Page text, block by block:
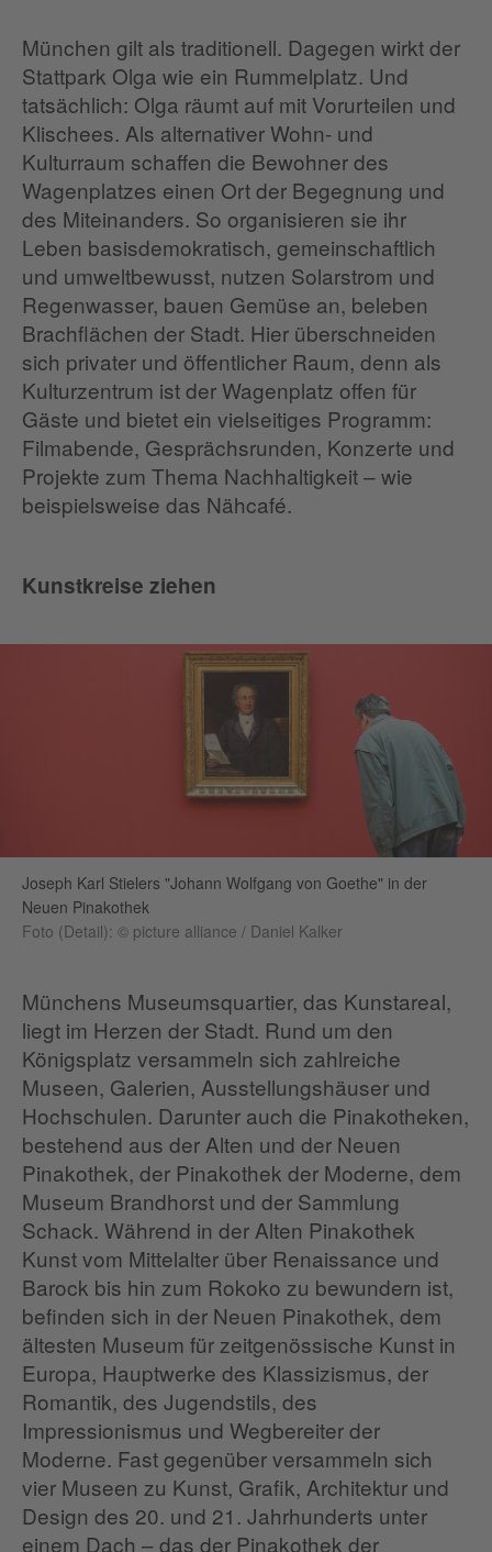
München gilt als traditionell. Dagegen wirkt der
Stattpark Olga wie ein Rummelplatz. Und
tatsächlich: Olga räumt auf mit Vorurteilen und
Klischees. Als alternativer Wohn- und
Kulturraum schaffen die Bewohner des
Wagenplatzes einen Ort der Begegnung und
des Miteinanders. So organisieren sie ihr
Leben basisdemokratisch, gemeinschaftlich
und umweltbewusst, nutzen Solarstrom und
Regenwasser, bauen Gemüse an, beleben
Brachflächen der Stadt. Hier überschneiden
sich privater und öffentlicher Raum, denn als
Kulturzentrum ist der Wagenplatz offen für
Gäste und bietet ein vielseitiges Programm:
Filmabende, Gesprächsrunden, Konzerte und
Projekte zum Thema Nachhaltigkeit – wie
beispielsweise das Nähcafé.
Kunstkreise ziehen
Joseph Karl Stielers "Johann Wolfgang von Goethe" in der
Neuen Pinakothek
Foto (Detail): © picture alliance / Daniel Kalker
Münchens Museumsquartier, das Kunstareal,
liegt im Herzen der Stadt. Rund um den
Königsplatz versammeln sich zahlreiche
Museen, Galerien, Ausstellungshäuser und
Hochschulen. Darunter auch die Pinakotheken,
bestehend aus der Alten und der Neuen
Pinakothek, der Pinakothek der Moderne, dem
Museum Brandhorst und der Sammlung
Schack. Während in der Alten Pinakothek
Kunst vom Mittelalter über Renaissance und
Barock bis hin zum Rokoko zu bewundern ist,
befinden sich in der Neuen Pinakothek, dem
ältesten Museum für zeitgenössische Kunst in
Europa, Hauptwerke des Klassizismus, der
Romantik, des Jugendstils, des
Impressionismus und Wegbereiter der
Moderne. Fast gegenüber versammeln sich
vier Museen zu Kunst, Grafik, Architektur und
Design des 20. und 21. Jahrhunderts unter
einem Dach – das der Pinakothek der